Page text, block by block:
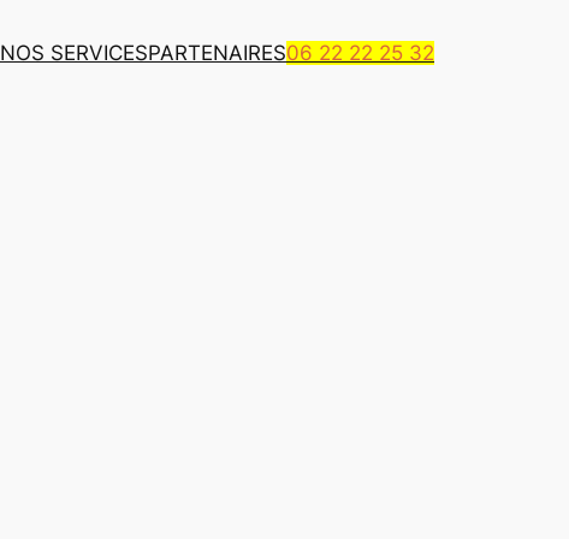
NOS SERVICESPARTENAIRES06 22 22 25 32